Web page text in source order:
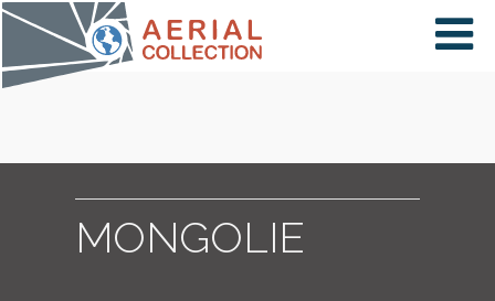
×
MONGOLIE